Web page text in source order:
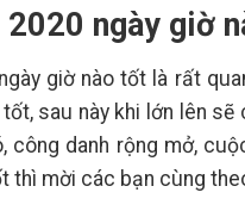
ngày giờ
giờ nào tốt là rất
sau này khi lớn lên
công danh rộng mở,
thì mời các bạn cùng